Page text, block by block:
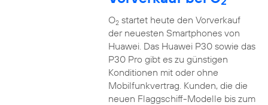
O2startet heute den Vorverkauf
der neuesten Smartphones von
Huawei. Das Huawei P30 sowie das
P30 Pro gibt es zu günstigen
Konditionen mit oder ohne
Mobilfunkvertrag. Kunden, die die
neuen Flaggschiff-Modelle bis zum